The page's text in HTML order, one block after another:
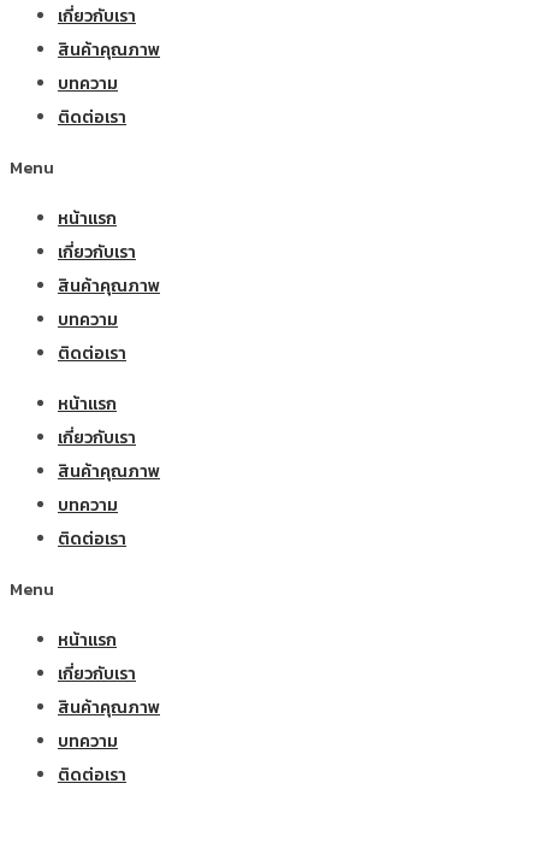
เกี่ยวกับเรา
สินค้าคุณภาพ
บทความ
ติดต่อเรา
Menu
หน้าแรก
เกี่ยวกับเรา
สินค้าคุณภาพ
บทความ
ติดต่อเรา
หน้าแรก
เกี่ยวกับเรา
สินค้าคุณภาพ
บทความ
ติดต่อเรา
Menu
หน้าแรก
เกี่ยวกับเรา
สินค้าคุณภาพ
บทความ
ติดต่อเรา